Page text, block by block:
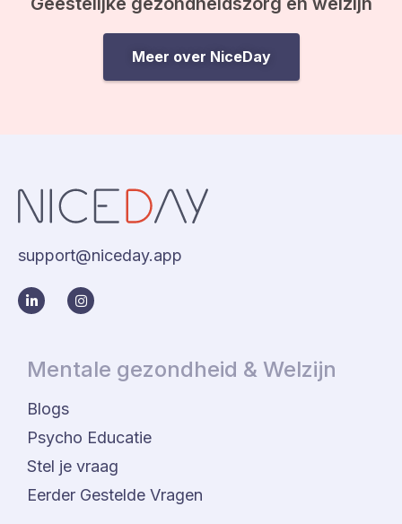
Meer over NiceDay
support@niceday.app
Mentale gezondheid & Welzijn
Blogs
Psycho Educatie
Stel je vraag
Eerder Gestelde Vragen